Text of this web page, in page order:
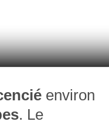
environ
. Le